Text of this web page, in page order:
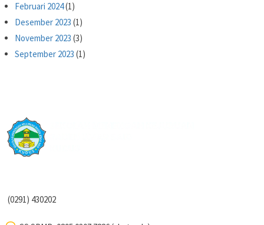
Februari 2024(1)
Desember 2023 (1)
November 2023 (3)
September 2023 (1)
(0291) 430202